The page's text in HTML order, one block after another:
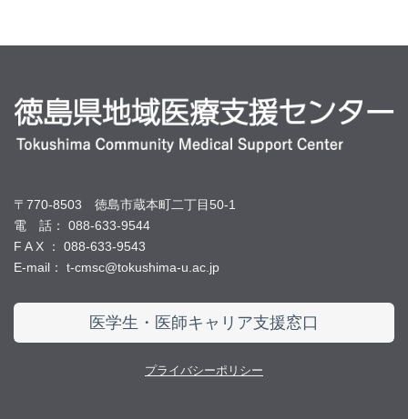
〒770-8503 徳島市蔵本町二丁目50-1
電 話： 088-633-9544
F A X ： 088-633-9543
E-mail： t-cmsc@tokushima-u.ac.jp
医学生・医師キャリア支援窓口
プライバシーポリシー